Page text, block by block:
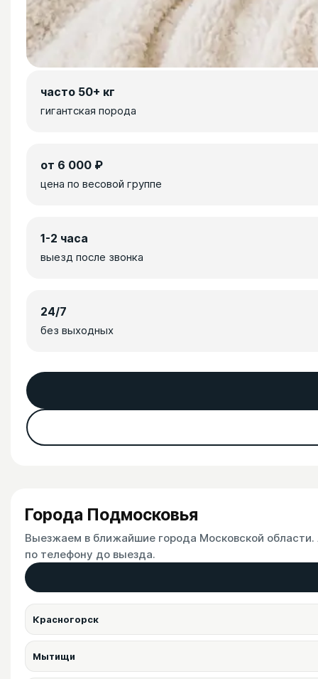
часто 50+ кг
гигантская порода
от 6 000 ₽
цена по весовой группе
1-2 часа
выезд после звонка
24/7
без выходных
Города Подмосковья
Выезжаем в ближайшие города Московской
по телефону до выезда.
Красногорск
Мытищи